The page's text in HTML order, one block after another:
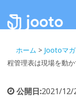
ホーム > Jootoマ
程管理表は現場を動か
公開日:2021/12/